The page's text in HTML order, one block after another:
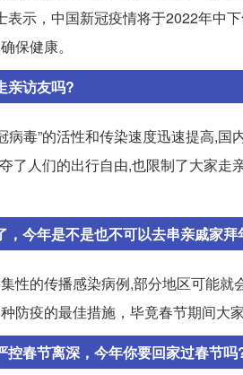
表示，中国新冠疫情将于2022年中
保健康。
亲访友吗?
病毒”的活性和传染速度迅速提高,
了人们的出行自由,也限制了大家
，今年是不是也不可以去串亲戚家拜
性的传播感染病例,部分地区可能
防疫的最佳措施，毕竟春节期间大
控春节离深，今年你要回家过春节吗